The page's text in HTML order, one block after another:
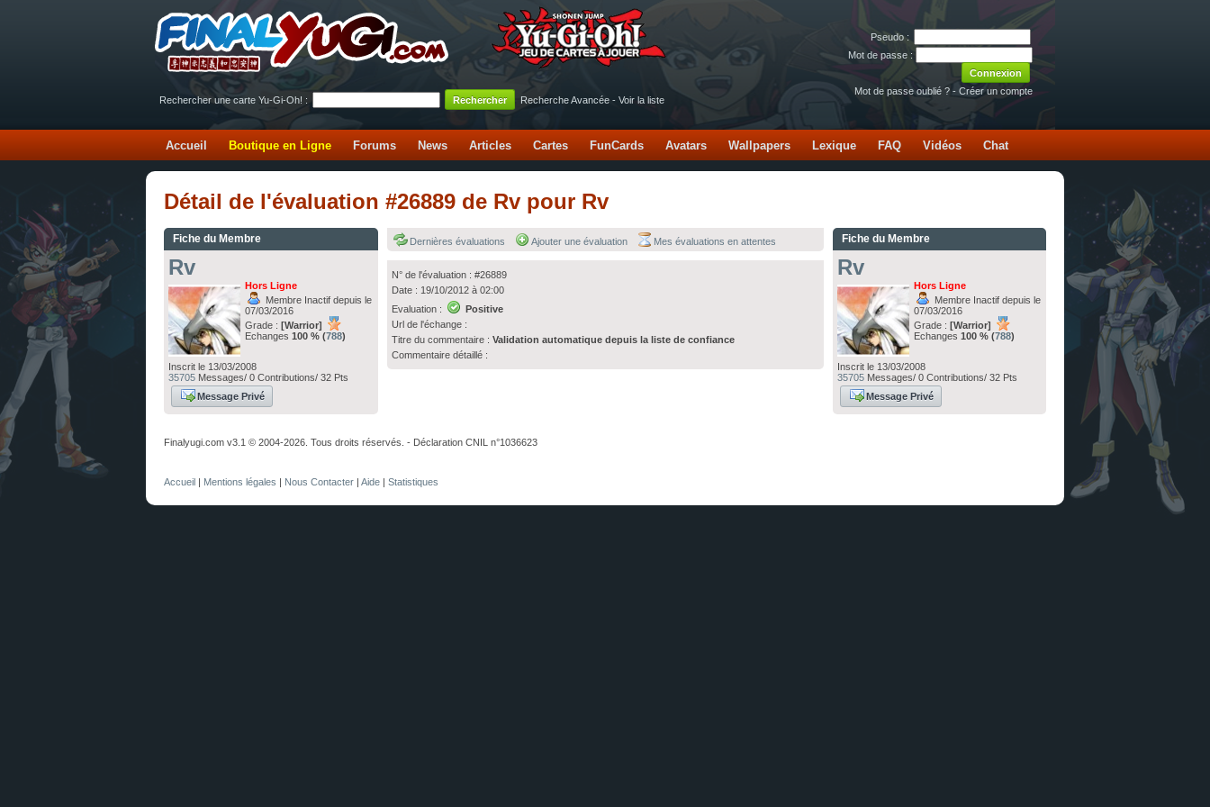
Pseudo :
Mot de passe :
Mot de passe oublié ? - Créer un compte
Rechercher une carte Yu-Gi-Oh! :
Recherche Avancée - Voir la liste
Accueil Boutique en Ligne Forums News Articles Cartes FunCards Avatars Wallpapers Lexique FAQ Vidéos Chat
Détail de l'évaluation #26889 de Rv pour Rv
Fiche du Membre
Rv
Hors Ligne
Membre Inactif depuis le
07/03/2016
Grade : [Warrior]
Echanges 100 % (788)
Inscrit le 13/03/2008
35705 Messages/ 0 Contributions/ 32 Pts
Message Privé
Dernières évaluations Ajouter une évaluation Mes évaluations en attentes
N° de l'évaluation : #26889
Date : 19/10/2012 à 02:00
Evaluation :
Positive
Url de l'échange :
Titre du commentaire : Validation automatique depuis la liste de confiance
Commentaire détaillé :
Fiche du Membre
Rv
Hors Ligne
Membre Inactif depuis le
07/03/2016
Grade : [Warrior]
Echanges 100 % (788)
Inscrit le 13/03/2008
35705Messages/ 0 Contributions/ 32 Pts
Message Privé
Finalyugi.com v3.1 © 2004-2026. Tous droits réservés. - Déclaration CNIL n°1036623
Accueil | Mentions légales | Nous Contacter | Aide | Statistiques